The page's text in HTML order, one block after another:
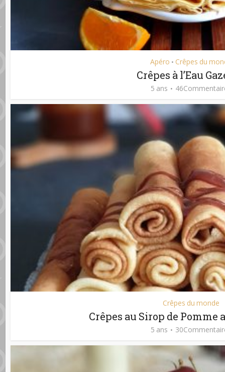
Apéro • Crêpes du
Crêpes à l’Eau
5 ans
Crêpes du monde
Crêpes au Sirop de
5 ans